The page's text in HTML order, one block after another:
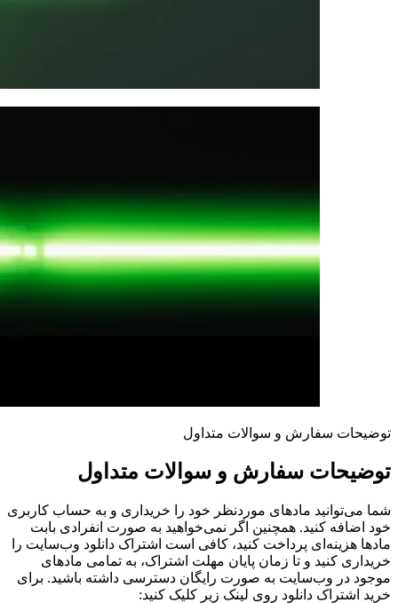
توضیحات سفارش و سوالات متداول
توضیحات سفارش و سوالات متداول
شما می‌توانید مادهای موردنظر خود را خریداری و به حساب کاربری
خود اضافه کنید. همچنین اگر نمی‌خواهید به صورت انفرادی بابت
مادها هزینه‌ای پرداخت کنید، کافی است اشتراک دانلود وب‌سایت را
خریداری کنید و تا زمان پایان مهلت اشتراک، به تمامی مادهای
موجود در وب‌سایت به صورت رایگان دسترسی داشته باشید. برای
خرید اشتراک دانلود روی لینک زیر کلیک کنید: